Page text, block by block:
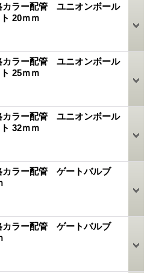
ラー配管 ユニオンボール
20ｍｍ
ラー配管 ユニオンボール
25ｍｍ
ラー配管 ユニオンボール
32ｍｍ
ラー配管 ゲートバルブ
ラー配管 ゲートバルブ